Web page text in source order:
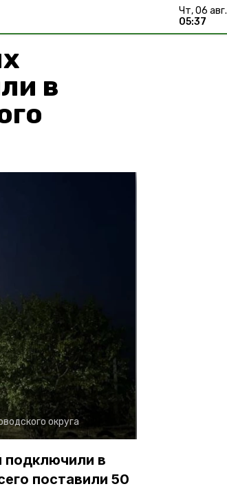
чт, 06 авг.
05:37
в
округа
подключили в
поставили 50